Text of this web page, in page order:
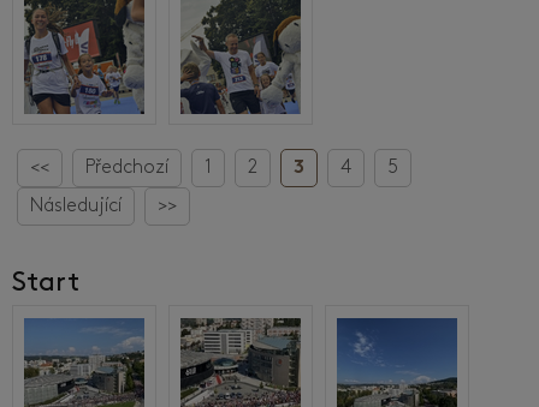
<< Předchozí 1 2 3 4
5
Následující
>>
Start